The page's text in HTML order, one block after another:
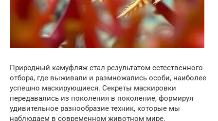
Природный камуфляж стал результатом естественного
отбора, где выживали и размножались особи, наиболее
успешно маскирующиеся. Секреты маскировки
передавались из поколения в поколение, формируя
удивительное разнообразие техник, которые мы
наблюдаем в современном животном мире.